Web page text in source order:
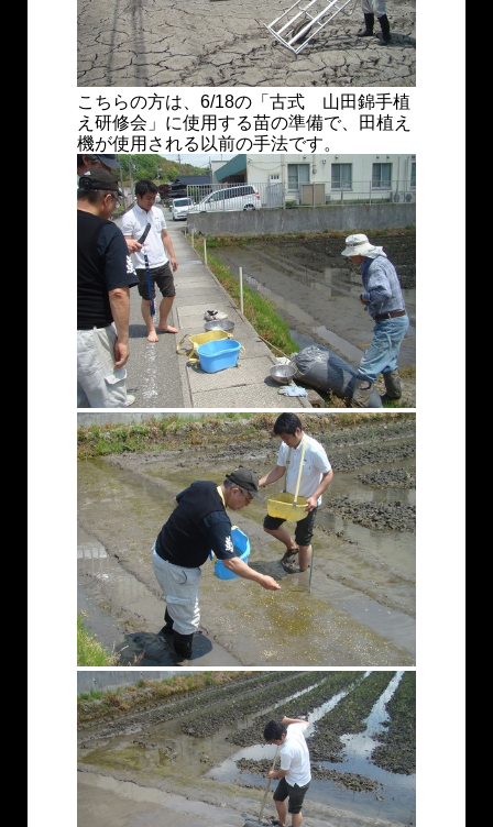
こちらの方は、6/18の「古式 山田錦手植
え研修会」に使用する苗の準備で、田植え
機が使用される以前の手法です。